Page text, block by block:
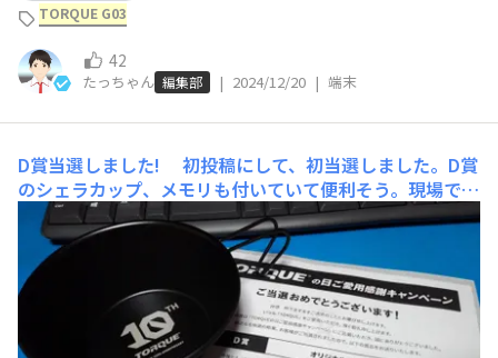
TORQUE G03
42
たっちゃん 編集部 | 2024/12/20 | 端末
D賞当選しました!
初投稿にして、初当選しました。D賞
のシェラカップ、メモリも付いていて便利そう。現場で使
おうか、飾っておこうか悩む。 ただアルミ製なので使え
ばボコボコになる…それも味かな? 大事にします、ありが
とうございました!!